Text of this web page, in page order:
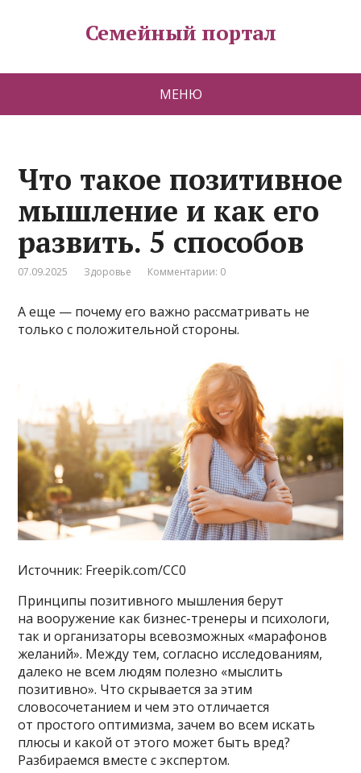
Семейный портал
МЕНЮ
Что такое позитивное
мышление и как его
развить. 5 способов
07.09.2025 Здоровье Комментарии: 0
А еще — почему его важно рассматривать не
только с положительной стороны.
Источник: Freepik.com/CC0
Принципы позитивного мышления берут
на вооружение как бизнес-тренеры и психологи,
так и организаторы всевозможных «марафонов
желаний». Между тем, согласно исследованиям,
далеко не всем людям полезно «мыслить
позитивно». Что скрывается за этим
словосочетанием и чем это отличается
от простого оптимизма, зачем во всем искать
плюсы и какой от этого может быть вред?
Разбираемся вместе с экспертом.